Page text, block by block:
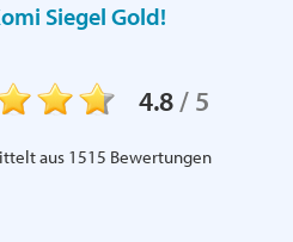
Siegel Gold!
4.8/ 5
aus 1515 Bewertungen